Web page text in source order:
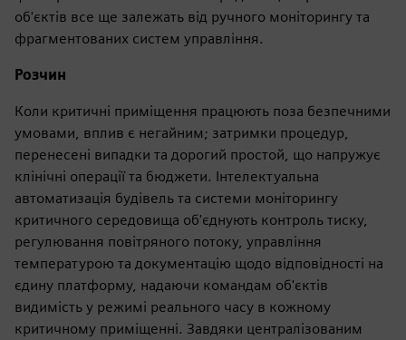
об'єктів все ще залежать від ручного моніторингу та
фрагментованих систем управління.
Розчин
Коли критичні приміщення працюють поза безпечними
умовами, вплив є негайним; затримки процедур,
перенесені випадки та дорогий простой, що напружує
клінічні операції та бюджети. Інтелектуальна
автоматизація будівель та системи моніторингу
критичного середовища об'єднують контроль тиску,
регулювання повітряного потоку, управління
температурою та документацію щодо відповідності на
єдину платформу, надаючи командам об'єктів
видимість у режимі реального часу в кожному
критичному приміщенні. Завдяки централізованим